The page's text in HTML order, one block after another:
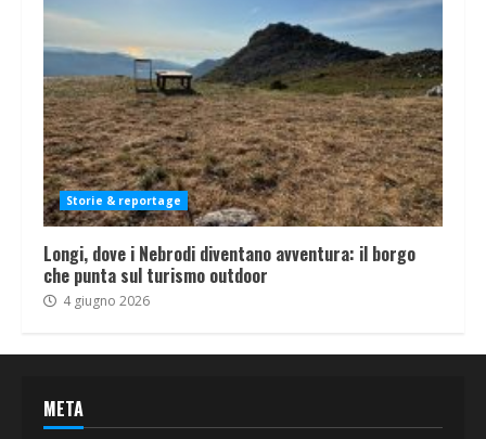
Storie & reportage
Longi, dove i Nebrodi diventano avventura: il borgo
che punta sul turismo outdoor
4 giugno 2026
META